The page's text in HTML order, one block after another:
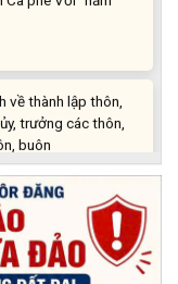
về thành lập thôn,
trưởng các thôn,
buôn
Ngày truyền thống
2026) và tổ
địa bàn xã.